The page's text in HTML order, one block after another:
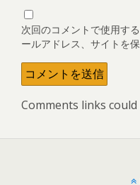
次回のコメントで使用す
ールアドレス、サイトを保
Comments links could